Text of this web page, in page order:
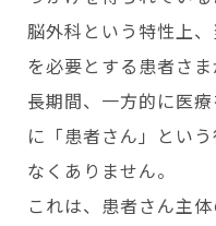
脳外科という特性上
を必要とする患者さ
長期間、一方的に医
に「患者さん」とい
なくありません。
これは、患者さん主